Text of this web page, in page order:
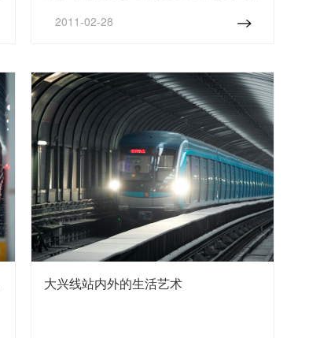
公开发行5000套，以“网上预订、观场缴费后
2011-02-28
大兴线站内外的生活艺术